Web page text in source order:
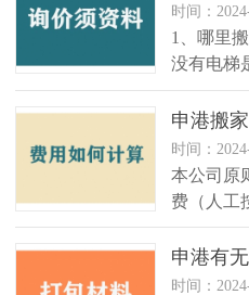
时间：
1、哪里
没有电梯
家具、家
申港搬
时间：
本公司原
费（人工
2、按立
申港有
时间：